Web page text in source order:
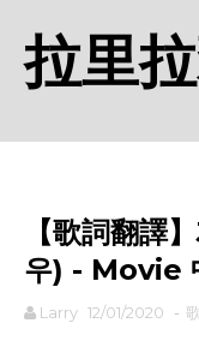
拉里
【歌詞翻
우) - Movie
Larry 12/01/2020 -